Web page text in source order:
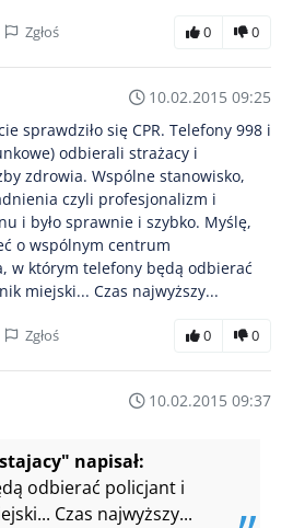
Zgłoś 0 0
10.02.2015 09:25
sprawdziło się CPR. Telefony 998 i
odbierali strażacy i
zdrowia. Wspólne stanowisko,
czyli profesjonalizm i
i było sprawnie i szybko. Myślę,
o wspólnym centrum
w którym telefony będą odbierać
miejski... Czas najwyższy...
Zgłoś 0 0
10.02.2015 09:37
napisał:
odbierać policjant i
Czas najwyższy...